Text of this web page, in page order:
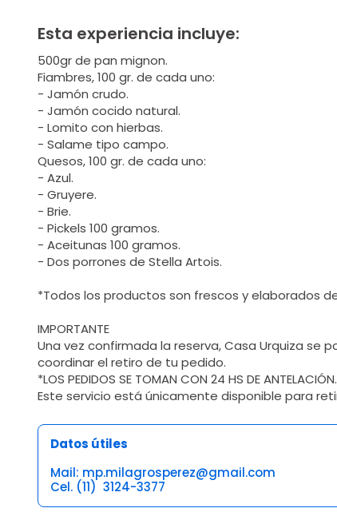
Esta experiencia incluye:
500gr de pan mignon.
Fiambres, 100 gr. de cada uno:
- Jamón crudo.
- Jamón cocido natural.
- Lomito con hierbas.
- Salame tipo campo.
Quesos, 100 gr. de cada uno:
- Azul.
- Gruyere.
- Brie.
- Pickels 100 gramos.
- Aceitunas 100 gramos.
- Dos porrones de Stella Artois.
*Todos los productos son frescos y elaborados
IMPORTANTE
Una vez confirmada la reserva, Casa Urquiza se
coordinar el retiro de tu pedido.
*LOS PEDIDOS SE TOMAN CON 24 HS DE ANTELACIÓN.
Este servicio está únicamente disponible para
Datos útiles
Mail: mp.milagrosperez@gmail.com
Cel. (11) 3124-3377